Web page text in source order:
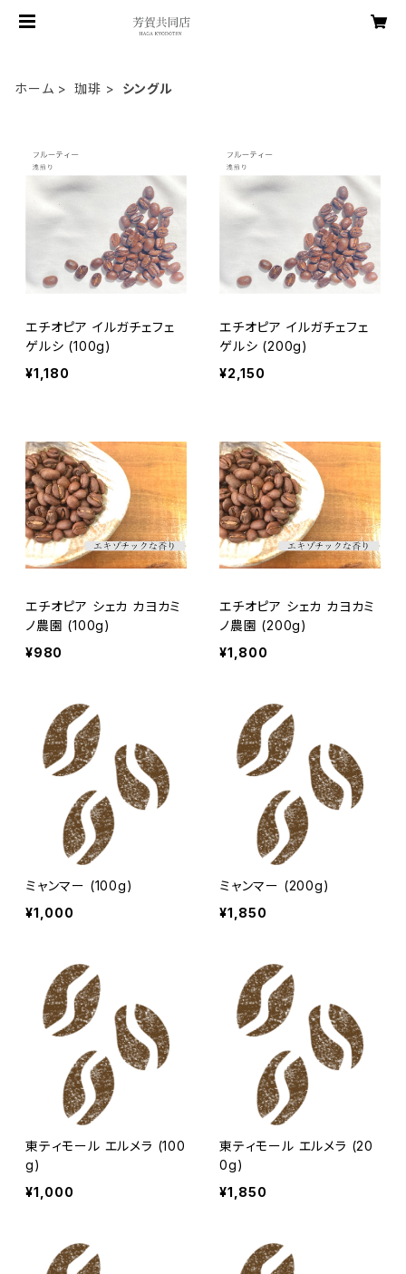
ホーム 珈琲 シングル
エチオピア イルガチェフェ
ゲルシ (100g)
¥1,180
エチオピア イルガチェフェ
ゲルシ (200g)
¥2,150
エチオピア シェカ カヨカミ
ノ農園 (100g)
¥980
エチオピア シェカ カヨカミ
ノ農園 (200g)
¥1,800
ミャンマー (100g)
¥1,000
ミャンマー (200g)
¥1,850
東ティモール エルメラ (100
g)
¥1,000
東ティモール エルメラ (20
0g)
¥1,850